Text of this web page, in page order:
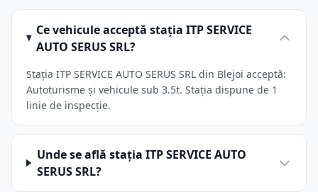
Ce vehicule acceptă stația ITP SERVICE
AUTO SERUS SRL?
Stația ITP SERVICE AUTO SERUS SRL din Blejoi acceptă:
Autoturisme și vehicule sub 3.5t. Stația dispune de 1
linie de inspecție.
Unde se află stația ITP SERVICE AUTO
SERUS SRL?